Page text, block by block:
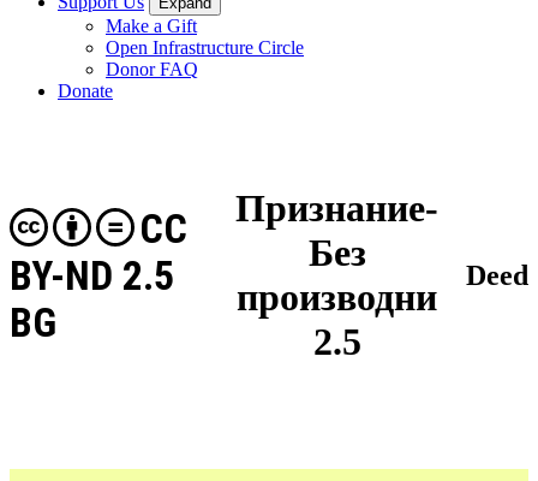
Make a Gift
Open Infrastructure Circle
Donor FAQ
Donate
Признание-
Без
производни
2.5
CC
BY-ND 2.5
BG
Deed